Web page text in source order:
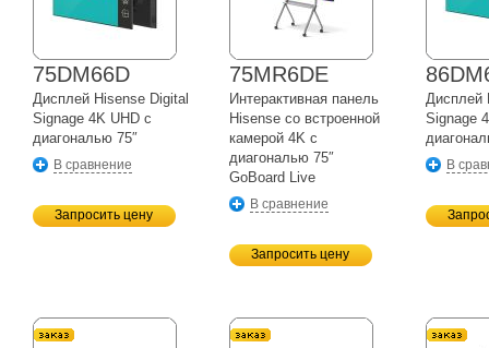
75DM66D
Дисплей Hisense Digital
Signage 4K UHD с
диагональю 75″
В сравнение
Запросить цену
75MR6DE
Интерактивная панель
Hisense со встроенной
камерой 4K с
диагональю 75″
GoBoard Live
В сравнение
Запросить цену
Дисплей
Signage
В